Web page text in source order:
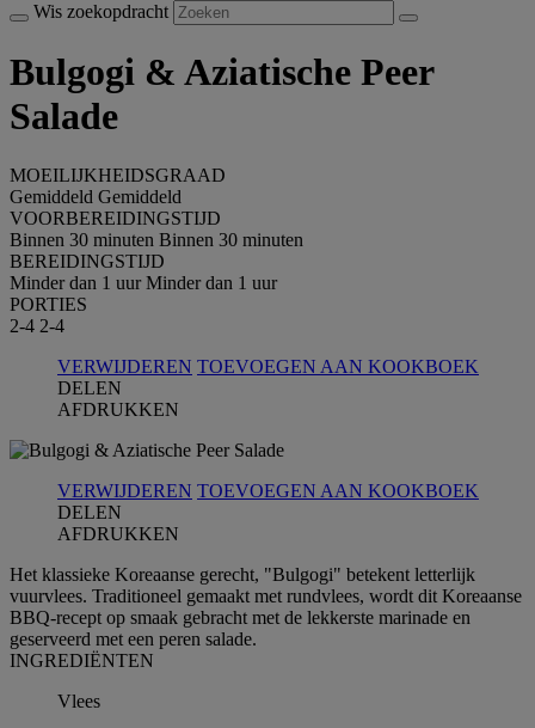
Wis zoekopdracht
Bulgogi & Aziatische Peer
Salade
MOEILIJKHEIDSGRAAD
Gemiddeld Gemiddeld
VOORBEREIDINGSTIJD
Binnen 30 minuten Binnen 30 minuten
BEREIDINGSTIJD
Minder dan 1 uur Minder dan 1 uur
PORTIES
2-4 2-4
VERWIJDEREN TOEVOEGEN AAN KOOKBOEK
DELEN
AFDRUKKEN
VERWIJDEREN TOEVOEGEN AAN KOOKBOEK
DELEN
AFDRUKKEN
Het klassieke Koreaanse gerecht, "Bulgogi" betekent letterlijk
vuurvlees. Traditioneel gemaakt met rundvlees, wordt dit Koreaanse
BBQ-recept op smaak gebracht met de lekkerste marinade en
geserveerd met een peren salade.
INGREDIЁNTEN
Vlees